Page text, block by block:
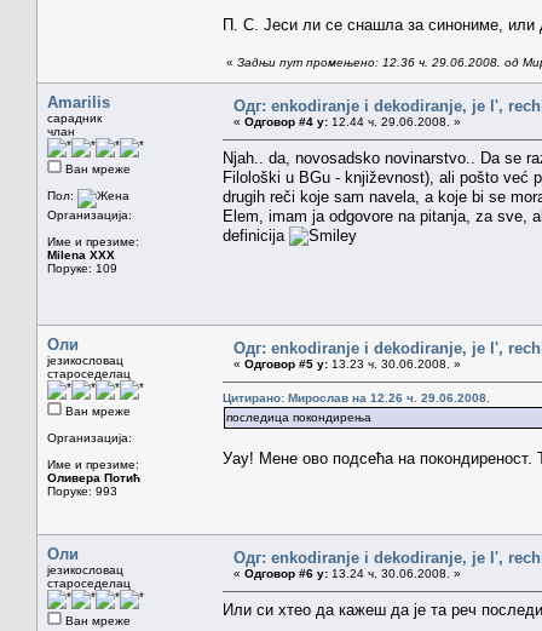
П. С. Јеси ли се снашла за синониме, или
« Задњи пут промењено: 12.36 ч. 29.06.2008. од
Amarilis
сарадник
члан
Ван мреже
Пол:
Организација:
Име и презиме:
Milena XXX
Поруке: 109
Одг: enkodiranje i dekodiranje, je l',
« Одговор #4 у: 12.44 ч. 29.06.2008. »
Njah.. da, novosadsko novinarstvo.. Da se
Filološki u BGu - književnost), ali pošto već
drugih reči koje sam navela, a koje bi se
Elem, imam ja odgovore na pitanja, za sve,
definicija
Оли
језикословац
староседелац
Ван мреже
Организација:
Име и презиме:
Оливера Потић
Поруке: 993
Одг: enkodiranje i dekodiranje, je l',
« Одговор #5 у: 13.23 ч. 30.06.2008. »
Цитирано: Мирослав на 12.26 ч. 29.06.2008.
последица покондирења
Уау! Мене ово подсећа на покондиреност.
Оли
језикословац
староседелац
Ван мреже
Одг: enkodiranje i dekodiranje, je l',
« Одговор #6 у: 13.24 ч. 30.06.2008. »
Или си хтео да кажеш да је та реч